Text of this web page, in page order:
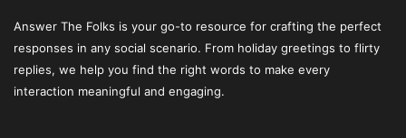
et adaptées. Leur approche repose sur l’intégration de
systèmes intelligents qui recueillent et analysent en
temps réel les données des passagers, permettant ainsi
une personnalisation à la fois proactive et intuitive.
Answer The Folks is your go-to resource for crafting the perfect
responses in any social scenario. From holiday greetings to flirty
replies, we help you find the right words to make every
interaction meaningful and engaging.